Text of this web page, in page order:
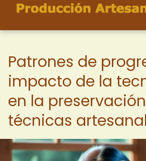
Patrones de
impacto de la
en la
técnicas